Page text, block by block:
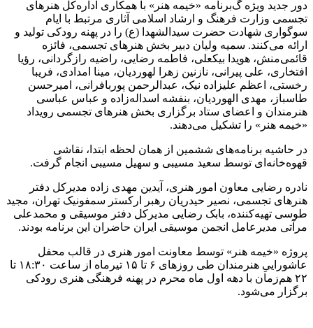
دور جدید ویژه گ‌برنامه «خیمه هنر» با همکاری اداره‌کل هنرهای
تجسمی وزارت فرهنگ و ارشاد اسلامی آثاری مرتبط با ایام
سوگواری شهادت حضرت سیدالشهدا (ع) را در پهنه رودکی تولید و
ارائه می‌کنند. سمیه ولیان دبیر بخش هنرهای تجسمی، فائزه
قائمی‌منش، هویدا بیکعلی، فاطمه رضایی، راضیه رازگردانی، رؤیا
افتخاری، علی پیرانی، نازنین زهرا لهوردیان، مینا امدادی، فریبا
رخستی، اعظم علیزاده نیک، عبدالرحمن پوربافرانی، امیرحسن
طاسباز، مهدی الهوردیان، بنفشه اسداله‌زاده و عباس عباسی
هنرمندان و اعضای ستاد برگزاری بخش هنرهای تجسمی رویداد
«خیمه هنر» را تشکیل می‌دهند.
در حاشیه برنامه‌های ششمین از همان لحظه ابتدا، نقاشی
قهوه‌خانه‌ای توسط سعید مسیبی و سهیل مسیبی انجام گرفت.
نادره رضایی معاون امور هنری، آیدین مهدی زاده مدیرکل دفتر
هنرهای تجسمی، نصیر حیدریان رهبر ارکستر سمفونیک تهران، مجید
طوسی تهیه‌کننده، بابک رضایی مدیرکل دفتر موسیقی و محمدعلی
مرآتی مدیرعامل انجمن موسیقی ایران حاضران این برنامه بودند.
پروژه «خیمه هنر» توسط معاونت امور هنری در قالب محفل
عاشوراییِ هنرمندان طی روزهای ۶ تا ۱۵ تیرماه از ساعت ۱۸:۳۰ تا
۲۲ هم‌زمان با دهه اول ماه محرم در پهنه فرهنگی هنری رودکی
برگزار می‌شود.